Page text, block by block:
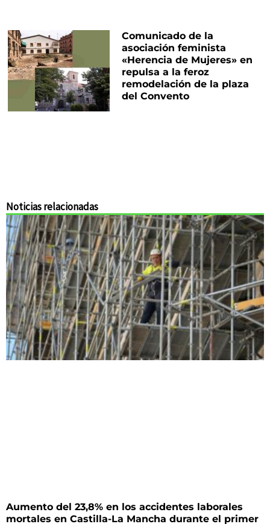
Comunicado de la
asociación feminista
«Herencia de Mujeres» en
repulsa a la feroz
remodelación de la plaza
del Convento
Noticias relacionadas
Aumento del 23,8% en los accidentes laborales
mortales en Castilla-La Mancha durante el primer